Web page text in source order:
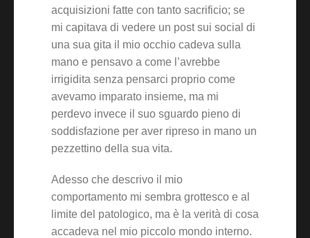
acquisizioni fatte con tanto sacrificio; se
mi capitava di vedere un post sui social di
una sua gita il mio occhio cadeva sulla
mano e pensavo a come l’avrebbe
irrigidita senza pensarci proprio come
avevamo imparato insieme, ma mi
perdevo invece il suo sguardo pieno di
soddisfazione per aver ripreso in mano un
pezzettino della sua vita.
Adesso che descrivo il mio
comportamento mi sembra grottesco e al
limite del patologico, ma è la verità di cosa
accadeva nel mio piccolo mondo interno.